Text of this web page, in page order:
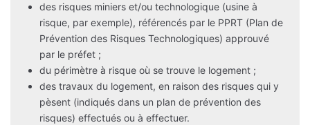
des risques miniers et/ou technologique (usine à
risque, par exemple), référencés par le PPRT (Plan de
Prévention des Risques Technologiques) approuvé
par le préfet ;
du périmètre à risque où se trouve le logement ;
des travaux du logement, en raison des risques qui y
pèsent (indiqués dans un plan de prévention des
risques) effectués ou à effectuer.